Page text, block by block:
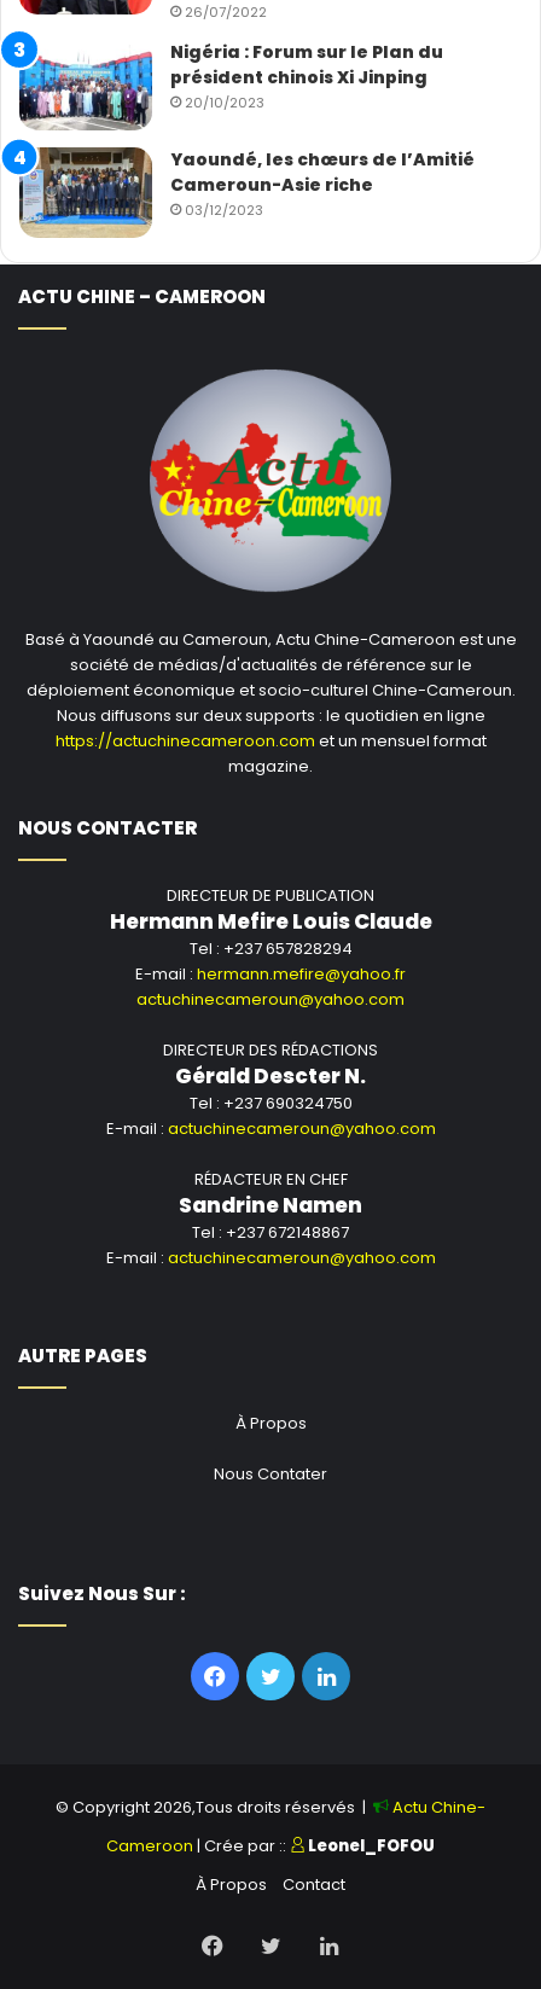
26/07/2022
Nigéria : Forum sur le Plan du
président chinois Xi Jinping
20/10/2023
Yaoundé, les chœurs de l’Amitié
Cameroun-Asie riche
03/12/2023
ACTU CHINE – CAMEROON
Basé à Yaoundé au Cameroun, Actu Chine-Cameroon est une
société de médias/d'actualités de référence sur le
déploiement économique et socio-culturel Chine-Cameroun.
Nous diffusons sur deux supports : le quotidien en ligne
https://actuchinecameroon.com et un mensuel format
magazine.
NOUS CONTACTER
DIRECTEUR DE PUBLICATION
Hermann Mefire Louis Claude
Tel : +237 657828294
E-mail : hermann.mefire@yahoo.fr
actuchinecameroun@yahoo.com
DIRECTEUR DES RÉDACTIONS
Gérald Descter N.
Tel : +237 690324750
E-mail : actuchinecameroun@yahoo.com
RÉDACTEUR EN CHEF
Sandrine Namen
Tel : +237 672148867
E-mail : actuchinecameroun@yahoo.com
AUTRE PAGES
À Propos
Nous Contater
Suivez Nous Sur :
Facebook
TwitterLinkedin
© Copyright 2026,Tous droits réservés |
Actu Chine-
Cameroon | Crée par ::
Leonel_FOFOU
À Propos
Contact
Facebook
TwitterLinkedin